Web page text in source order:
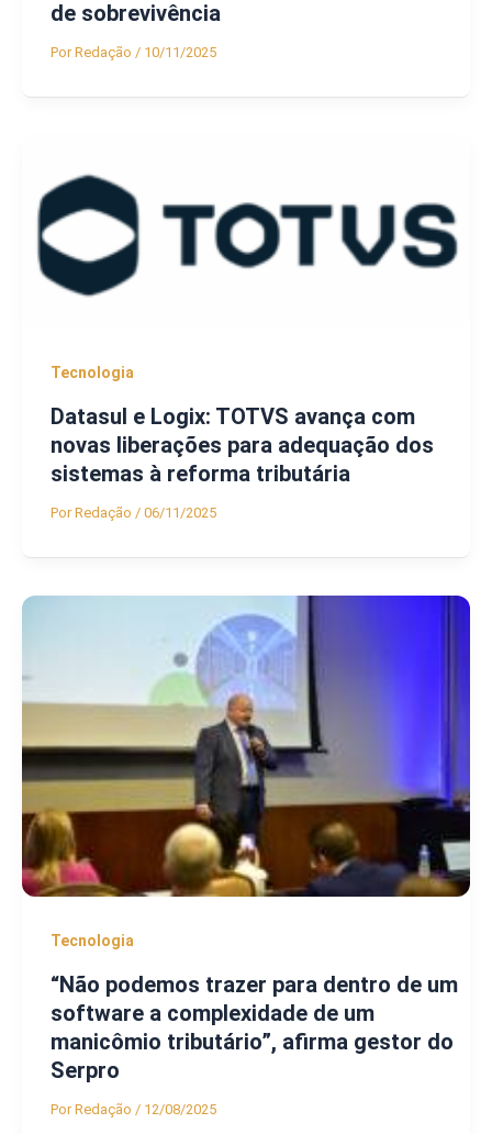
de sobrevivência
PorRedação / 10/11/2025
Tecnologia
Datasul e Logix: TOTVS avança com
novas liberações para adequação dos
sistemas à reforma tributária
PorRedação / 06/11/2025
Tecnologia
“Não podemos trazer para dentro de um
software a complexidade de um
manicômio tributário”, afirma gestor do
Serpro
PorRedação / 12/08/2025